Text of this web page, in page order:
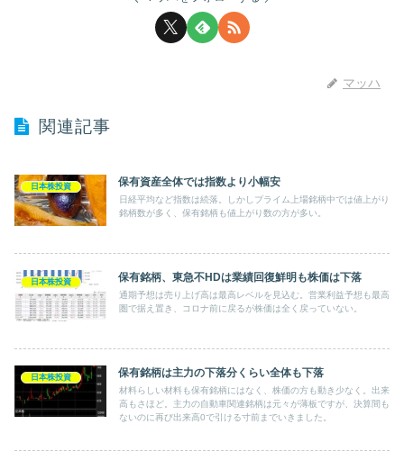
マッハ
関連記事
日本株投資 保有資産全体では指数より小幅安
日経平均など指数は続落。しかしプライム上場銘柄中では値上がり
銘柄数が多く、保有銘柄も値上がり数の方が多い。
日本株投資 保有銘柄、東急不HDは業績回復鮮明も株価は下落
通期予想は売り上げ高は最高レベルを見込む。営業利益予想も最高
圏で据え置き、コロナ前に戻るが株価は全く戻っていない。
日本株投資 保有銘柄は主力の下落分くらい全体も下落
材料らしい材料も保有銘柄にはなく、株価の方も動き少なく。出来
高もさほど。主力の自動車関連銘柄は元々が薄板ですが、決算間も
ないのに再び出来高0で引ける寸前までいきました。